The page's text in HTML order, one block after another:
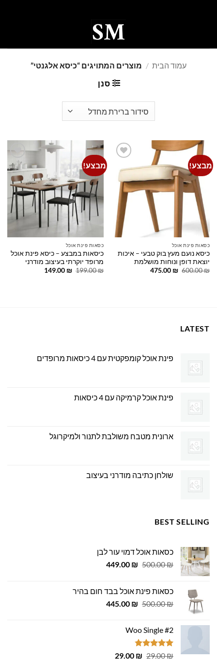
עמוד הבית / מוצרים המתויגים “כיסא אלגנטי”
סנן
מבצע!
wishlist
כסאות פינת אוכל
כיסא נועם מעץ בוק טבעי – איכות
יוצאת דופן ונוחות מושלמת
600.00₪
המחיר
475.00 ₪
המחיר
מבצע!
Add to
wishlist
כסאות פינת אוכל
כיסאות במבצע – כיסא פינת אוכל
מרופד יוקרתי בעיצוב מודרני
199.00₪
המחיר
149.00 ₪
המחיר
LATEST
פינת אוכל קומפקטית עם 4 כיסאות מרופדים
פינת אוכל קרמיקה עם 4 כיסאות
ארונית מטבח משולבת לתנור ולמיקרוגל
שולחן כתיבה מודרני בעיצוב
BEST SELLING
כסאות אוכל דמוי עור לבן
500.00₪
המחיר
500.00 ₪.
449.00 ₪
המחיר
449.00 ₪.
כסאות פינת אוכל בבד חום בהיר
500.00₪
המחיר
500.00 ₪.
445.00 ₪
המחיר
Woo Single #2
דורג4.75
29.00₪
המחיר
29.00 ₪
המחיר